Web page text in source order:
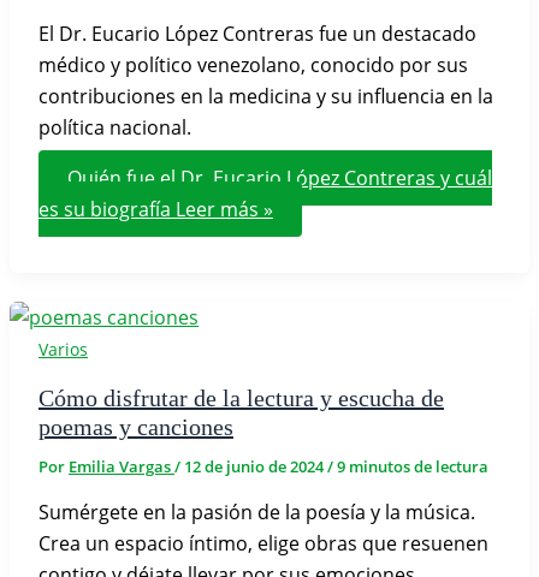
El Dr. Eucario López Contreras fue un destacado
médico y político venezolano, conocido por sus
contribuciones en la medicina y su influencia en la
política nacional.
Quién fue el Dr. Eucario López Contreras y cuál
es su biografía Leer más »
Varios
Cómo disfrutar de la lectura y escucha de
poemas y canciones
Por Emilia Vargas/ 12 de junio de 2024/9 minutos de lectura
Sumérgete en la pasión de la poesía y la música.
Crea un espacio íntimo, elige obras que resuenen